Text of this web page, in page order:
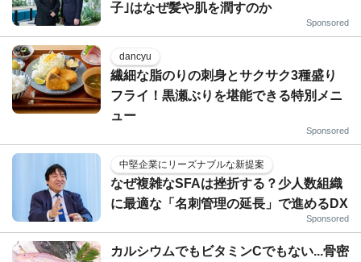
子｣はなぜ髪や肌を潤すのか
Sponsored
dancyu
繊細な脂のりの刺身とサクサク3種盛り
フライ！黒瀬ぶりを堪能できる特別メニ
ュー
Sponsored
中堅企業にリーズナブルな新提案
なぜ複雑なSFAは挫折する？少人数組織
に最適な「名刺管理の延長」で進めるDX
Sponsored
カルシウムでもビタミンCでもない...骨密